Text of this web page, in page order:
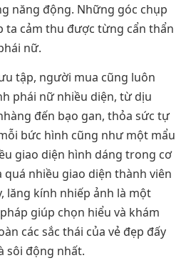
năng động. Những góc chụp
ta cảm thu được từng cẩn thẩn
nữ.
tập, người mua cũng luôn
phái nữ nhiều diện, từ dịu
đến bạo gan, thỏa sức tự
bức hình cũng như một mẩu
giao diện hình dáng trong cơ
quá nhiều giao diện thành viên
lăng kính nhiếp ảnh là một
giúp chọn hiểu và khám
các sắc thái của vẻ đẹp đấy
sôi động nhất.